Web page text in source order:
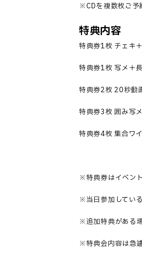
※CDを複数枚ご
特典内容
特典券1枚 チェキ
特典券1枚 写メ＋
特典券2枚 20秒動
特典券3枚 囲み写メ
特典券4枚 集合ワ
※特典券はイベン
※当日参加してい
※追加特典がある
※特典会内容は急